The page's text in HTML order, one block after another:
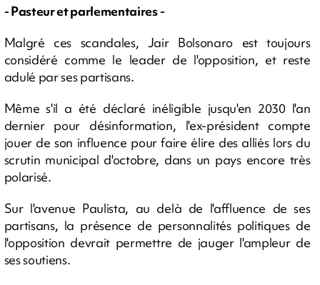
- Pasteur et parlementaires -
Malgré ces scandales, Jair Bolsonaro est toujours
considéré comme le leader de l'opposition, et reste
adulé par ses partisans.
Même s'il a été déclaré inéligible jusqu'en 2030 l'an
dernier pour désinformation, l'ex-président compte
jouer de son influence pour faire élire des alliés lors du
scrutin municipal d'octobre, dans un pays encore très
polarisé.
Sur l'avenue Paulista, au delà de l'affluence de ses
partisans, la présence de personnalités politiques de
l'opposition devrait permettre de jauger l'ampleur de
ses soutiens.